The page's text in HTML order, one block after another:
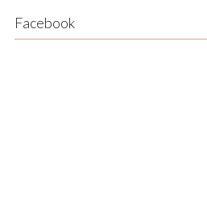
Facebook